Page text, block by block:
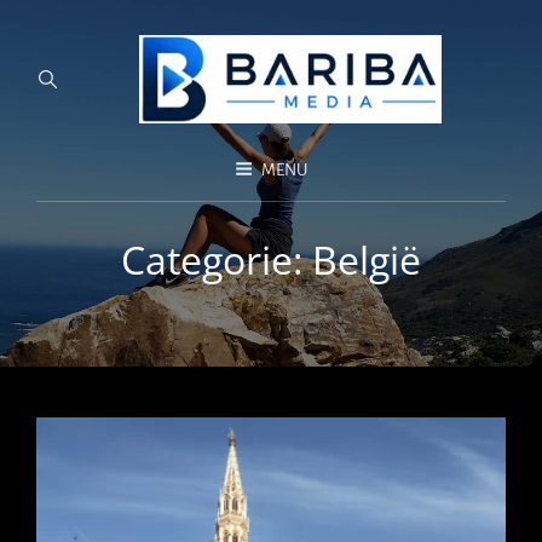
MENU
Categorie:België